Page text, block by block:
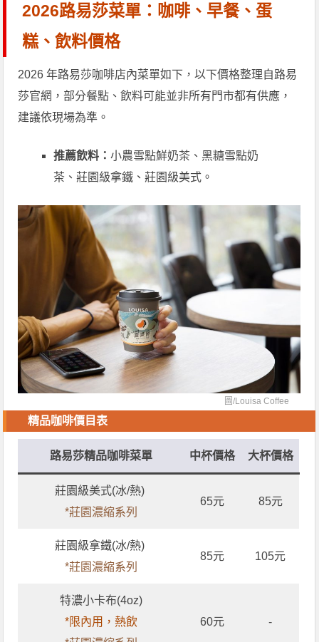
2026路易莎菜單：咖啡、早餐、蛋
糕、飲料價格
2026 年路易莎咖啡店內菜單如下，以下價格整理自路易
莎官網，部分餐點、飲料可能並非所有門市都有供應，
建議依現場為準。
推薦飲料：小農雪點鮮奶茶、黑糖雪點奶
茶、莊園級拿鐵、莊園級美式。
圖/Louisa Coffee
精品咖啡價目表
路易莎精品咖啡菜單 中杯價格 大杯價格
莊園級美式(冰/熱)
*莊園濃縮系列
65元 85元
莊園級拿鐵(冰/熱)
*莊園濃縮系列
85元 105元
特濃小卡布(4oz)
*限內用，熱飲
60元 -